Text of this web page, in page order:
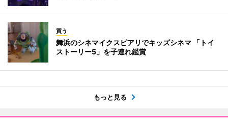
買う
舞浜のシネマイクスピアリでキッズシネマ 「トイ
ストーリー5」を子連れ鑑賞
もっと見る